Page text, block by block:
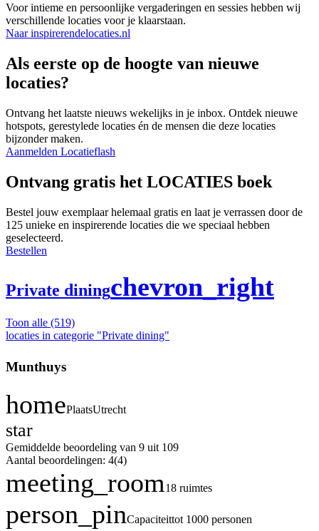
Voor intieme en persoonlijke vergaderingen en sessies hebben wij
verschillende locaties voor je klaarstaan.
Naar inspirerendelocaties.nl
Als eerste op de hoogte van nieuwe
locaties?
Ontvang het laatste nieuws wekelijks in je inbox. Ontdek nieuwe
hotspots, gerestylede locaties én de mensen die deze locaties
bijzonder maken.
Aanmelden Locatieflash
Ontvang gratis het LOCATIES boek
Bestel jouw exemplaar helemaal gratis en laat je verrassen door de
125 unieke en inspirerende locaties die we speciaal hebben
geselecteerd.
Bestellen
Private diningchevron_right
Toon alle (519)
locaties in categorie "Private dining"
Munthuys
homePlaatsUtrecht
star
Gemiddelde beoordeling van 9 uit 109
Aantal beoordelingen: 4(4)
meeting_room18 ruimtes
person_pinCapaciteittot 1000 personen